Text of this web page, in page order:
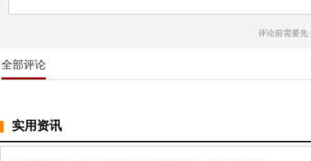
评论前需要先
全部评论
实用资讯